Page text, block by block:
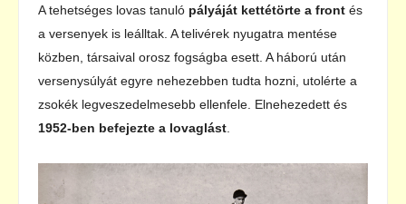
A tehetséges lovas tanuló pályáját kettétörte a front és
a versenyek is leálltak. A telivérek nyugatra mentése
közben, társaival orosz fogságba esett. A háború után
versenysúlyát egyre nehezebben tudta hozni, utolérte a
zsokék legveszedelmesebb ellenfele. Elnehezedett és
1952-ben befejezte a lovaglást